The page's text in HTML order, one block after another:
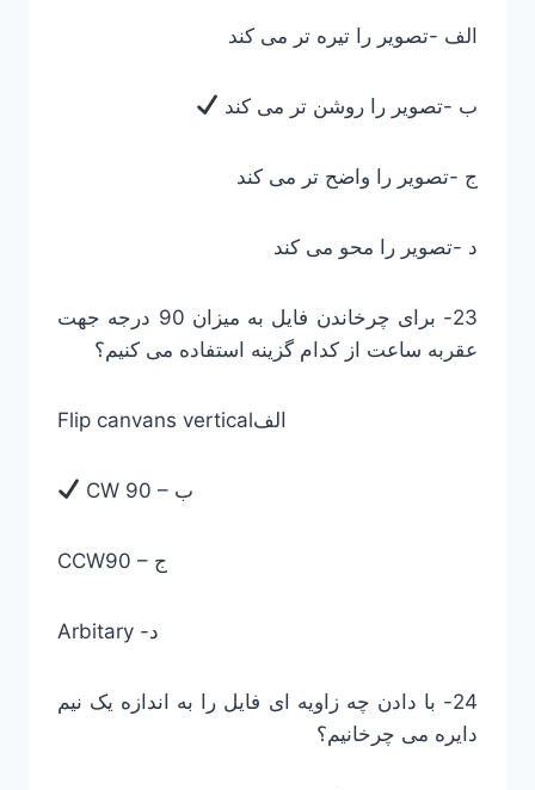
الف -تصویر را تیره تر می کند
ب -تصویر را روشن تر می کند
ج -تصویر را واضح تر می کند
د -تصویر را محو می کند
23- برای چرخاندن فایل به میزان 90 درجه جهت
عقربه ساعت از کدام گزینه استفاده می کنیم؟
Flip canvans verticalالف
CW 90 – ب
CCW90 – ج
Arbitary -د
24- با دادن چه زاویه ای فایل را به اندازه یک نیم
دایره می چرخانیم؟